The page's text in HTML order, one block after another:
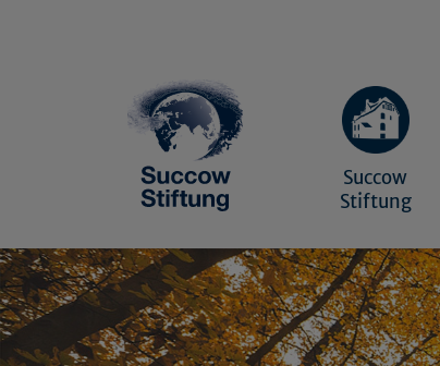
Succow
Stiftung